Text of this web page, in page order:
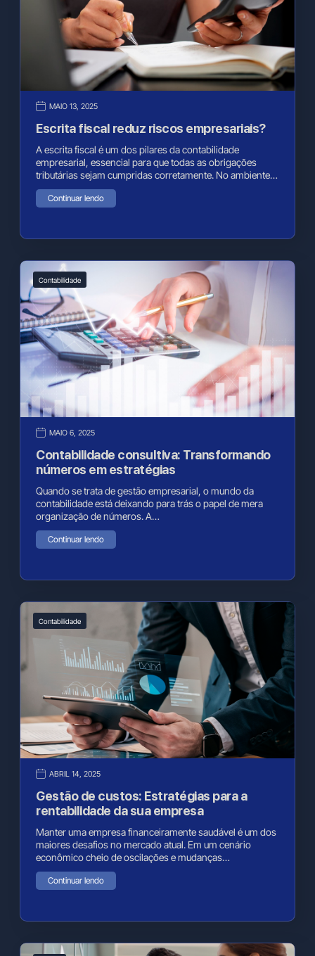
MAIO 13, 2025
Escrita fiscal reduz riscos empresariais?
A escrita fiscal é um dos pilares da contabilidade
empresarial, essencial para que todas as obrigações
tributárias sejam cumpridas corretamente. No ambiente…
Continuar lendo
Contabilidade
MAIO 6, 2025
Contabilidade consultiva: Transformando
números em estratégias
Quando se trata de gestão empresarial, o mundo da
contabilidade está deixando para trás o papel de mera
organização de números. A…
Continuar lendo
Contabilidade
ABRIL 14, 2025
Gestão de custos: Estratégias para a
rentabilidade da sua empresa
Manter uma empresa financeiramente saudável é um dos
maiores desafios no mercado atual. Em um cenário
econômico cheio de oscilações e mudanças…
Continuar lendo